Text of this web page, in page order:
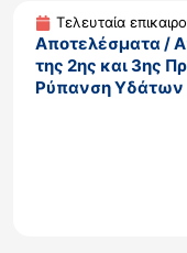
Τελευταία
Αποτελέσματα /
της 2ης και 3ης
Ρύπανση Υδάτων